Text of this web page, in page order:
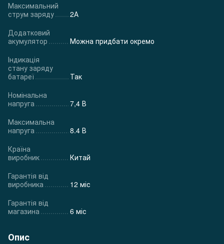
Максимальний
струм заряду
2А
Додатковий
акумулятор
Можна придбати окремо
Індикація
стану заряду
батареї
Так
Номінальна
напруга
7,4 В
Максимальна
напруга
8.4 В
Країна
виробник
Китай
Гарантія від
виробника
12 міс
Гарантія від
магазина
6 міс
Опис